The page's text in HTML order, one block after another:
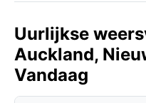
Uurlijkse
Auckland,
Vandaag